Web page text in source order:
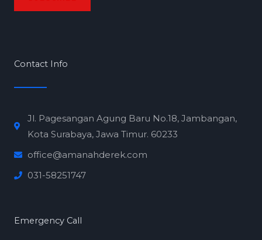
Contact Info
Jl. Pagesangan Agung Baru No.18, Jambangan,
Kota Surabaya, Jawa Timur. 60233
office@amanahderek.com
031-58251747
Emergency Call